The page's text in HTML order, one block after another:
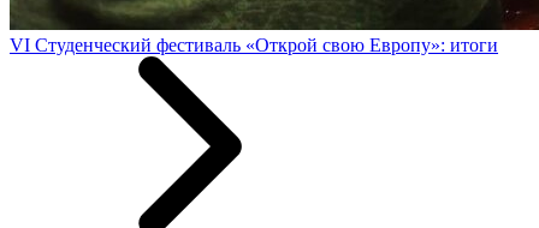
VI Студенческий фестиваль «Открой свою Европу»: итоги